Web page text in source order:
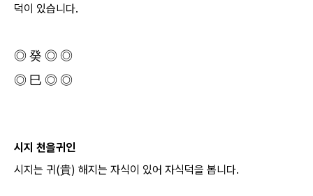
덕이 있습니다.
◎ 癸 ◎ ◎
◎ 巳 ◎ ◎
시지 천을귀인
시지는 귀(貴) 해지는 자식이 있어 자식덕을 봅니다.